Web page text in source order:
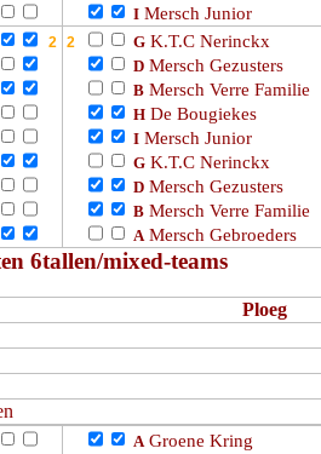
I Mersch Junior
G K.T.C Nerinckx
D Mersch Gezusters
B Mersch Verre Familie
H De Bougiekes
I Mersch Junior
G K.T.C Nerinckx
D Mersch Gezusters
B Mersch Verre Familie
A Mersch Gebroeders
6tallen/mixed-teams
Ploeg
AGroene Kring